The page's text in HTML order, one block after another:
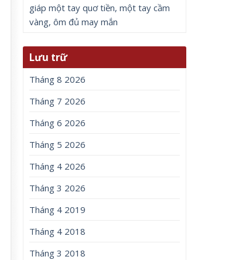
giáp một tay quơ tiền, một tay cầm
vàng, ôm đủ may mắn
Lưu trữ
Tháng 8 2026
Tháng 7 2026
Tháng 6 2026
Tháng 5 2026
Tháng 4 2026
Tháng 3 2026
Tháng 4 2019
Tháng 4 2018
Tháng 3 2018